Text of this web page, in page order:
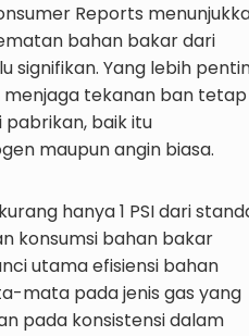
Reports
bahan bakar dari
signifikan. Yang lebih
tekanan ban tetap
pabrikan, baik itu
maupun angin biasa.
hanya 1 PSI dari
konsumsi bahan bakar
utama efisiensi bahan
mata pada jenis gas yang
pada konsistensi dalam